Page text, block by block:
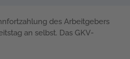
des Arbeitgebers
an selbst. Das GKV-